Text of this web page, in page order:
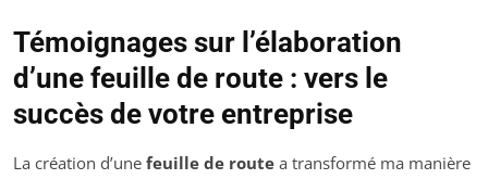
Témoignages sur l’élaboration
d’une feuille de route : vers le
succès de votre entreprise
La création d’une feuille de route a transformé ma manière